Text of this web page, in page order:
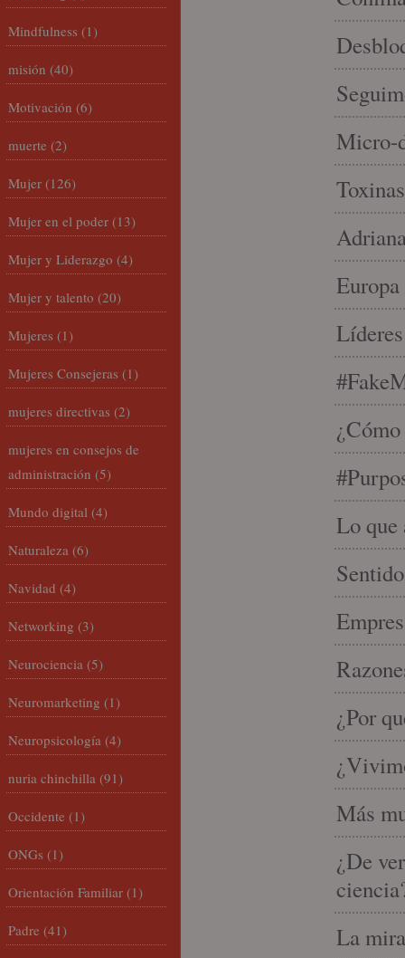
Micro-
Lo que
¿Por
Más
¿De
La
Mindfulness (1)
misión (40)
Motivación (6)
muerte (2)
Mujer (126)
Mujer en el poder (13)
Mujer y Liderazgo (4)
Mujer y talento (20)
Mujeres (1)
Mujeres Consejeras (1)
mujeres directivas (2)
mujeres en consejos de
administración (5)
Mundo digital (4)
Naturaleza (6)
Navidad (4)
Networking (3)
Neurociencia (5)
Neuromarketing (1)
Neuropsicología (4)
nuria chinchilla (91)
Occidente (1)
ONGs (1)
Orientación Familiar (1)
Padre (41)